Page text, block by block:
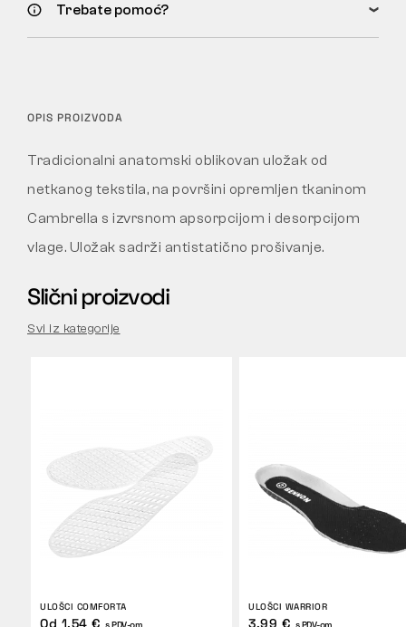
Trebate pomoć?
OPIS PROIZVODA
Tradicionalni anatomski oblikovan uložak od
netkanog tekstila, na površini opremljen tkaninom
Cambrella s izvrsnom apsorpcijom i desorpcijom
vlage. Uložak sadrži antistatično prošivanje.
Slični proizvodi
Svi iz kategorije
ULOŠCI COMFORTA
Od 1,54 € s PDV-om
ULOŠCI WARRIOR
3,99 € s PDV-om